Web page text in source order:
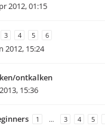
2012, 01:15
3 4 5 6
2012, 15:24
ontkalken
15:36
1 … 3 4 5